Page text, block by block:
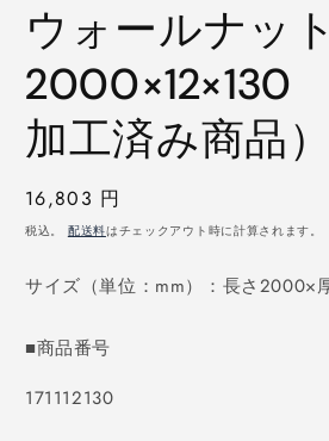
で
ィ
ア
(1)
を
く
ウォールナ
2000×12×130
加工済み商品）
通
常
格
16,803 円
税込。 配送料はチェックアウト時に計算されます。
サイズ（単位：mm）：長さ2000×
■商品番号
SKU:
171112130